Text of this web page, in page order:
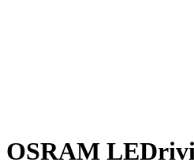
OSRAM